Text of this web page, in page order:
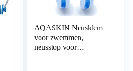
AQASKIN Neusklem
voor zwemmen,
neusstop voor